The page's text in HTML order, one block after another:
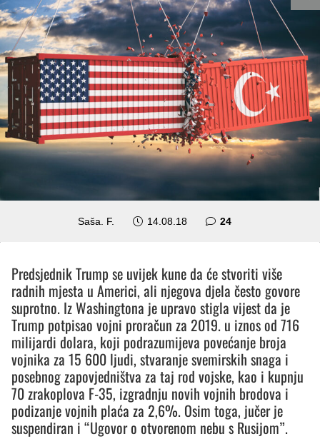
Saša. F. 14.08.18 24komentara
Predsjednik Trump se uvijek kune da će stvoriti više
radnih mjesta u Americi, ali njegova djela često govore
suprotno. Iz Washingtona je upravo stigla vijest da je
Trump potpisao vojni proračun za 2019. u iznos od 716
milijardi dolara, koji podrazumijeva povećanje broja
vojnika za 15 600 ljudi, stvaranje svemirskih snaga i
posebnog zapovjedništva za taj rod vojske, kao i kupnju
70 zrakoplova F-35, izgradnju novih vojnih brodova i
podizanje vojnih plaća za 2,6%. Osim toga, jučer je
suspendiran i “Ugovor o otvorenom nebu s Rusijom”.